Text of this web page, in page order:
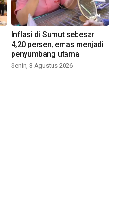
Inflasi di Sumut sebesar
4,20 persen, emas menjadi
penyumbang utama
Senin, 3 Agustus 2026